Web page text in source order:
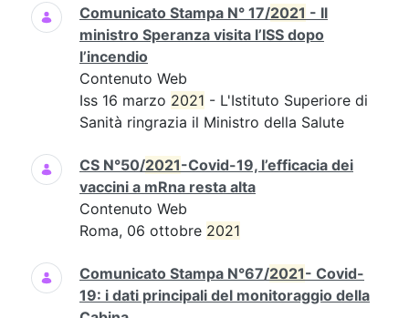
Comunicato Stampa N° 17/2021 - Il
ministro Speranza visita l’ISS dopo
l’incendio
Contenuto Web
Iss 16 marzo 2021 - L'Istituto Superiore di
Sanità ringrazia il Ministro della Salute
CS N°50/2021-Covid-19, l’efficacia dei
vaccini a mRna resta alta
Contenuto Web
Roma, 06 ottobre 2021
Comunicato Stampa N°67/2021- Covid-
19: i dati principali del monitoraggio della